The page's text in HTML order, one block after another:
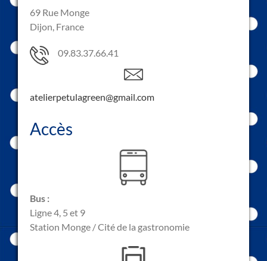
69 Rue Monge
Dijon, France
09.83.37.66.41
atelierpetulagreen@gmail.com
Accès
Bus :
Ligne 4, 5 et 9
Station Monge / Cité de la gastronomie